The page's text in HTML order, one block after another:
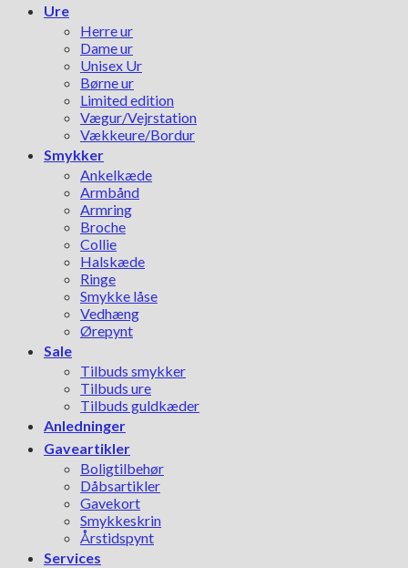
Ure
Herre ur
Dame ur
Unisex Ur
Børne ur
Limited edition
Vægur/Vejrstation
Vækkeure/Bordur
Smykker
Ankelkæde
Armbånd
Armring
Broche
Collie
Halskæde
Ringe
Smykke låse
Vedhæng
Ørepynt
Sale
Tilbuds smykker
Tilbuds ure
Tilbuds guldkæder
Anledninger
Gaveartikler
Boligtilbehør
Dåbsartikler
Gavekort
Smykkeskrin
Årstidspynt
Services